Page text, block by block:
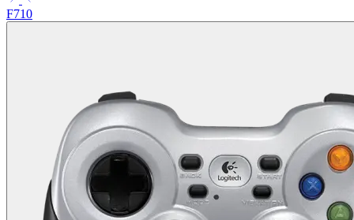
F710